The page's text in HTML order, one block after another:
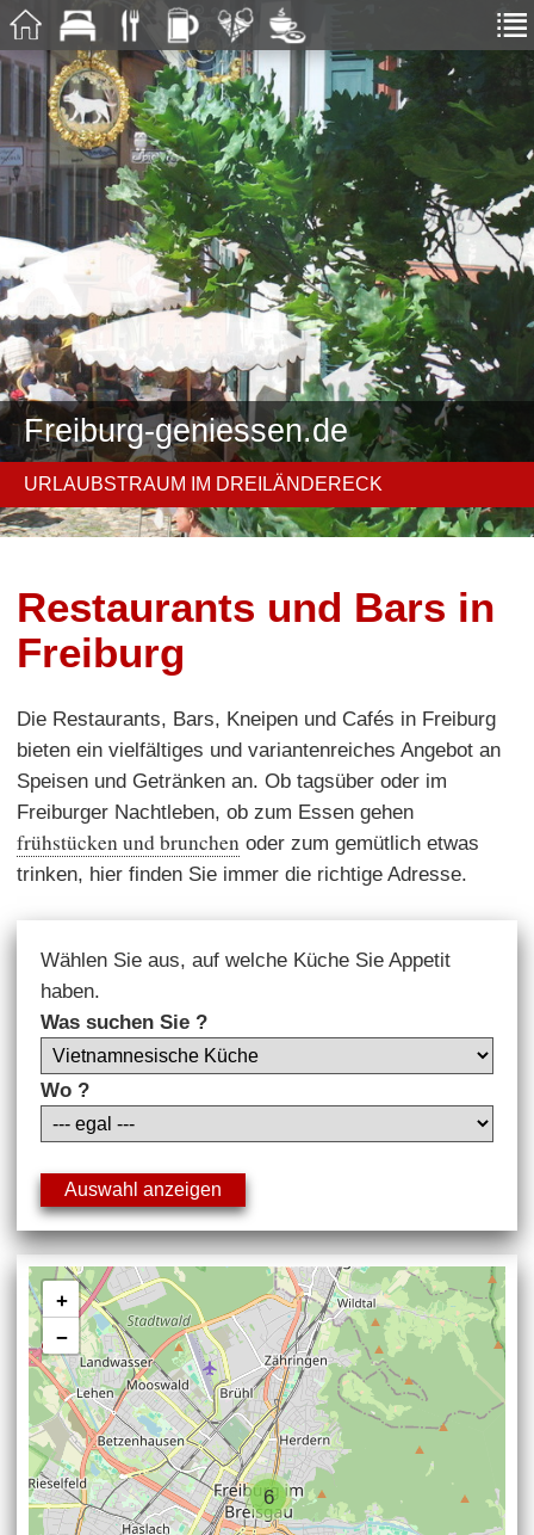
Freiburg-geniessen.de
URLAUBSTRAUM IM DREILÄNDERECK
Restaurants und Bars in
Freiburg
Die Restaurants, Bars, Kneipen und Cafés in Freiburg
bieten ein vielfältiges und variantenreiches Angebot an
Speisen und Getränken an. Ob tagsüber oder im
Freiburger Nachtleben, ob zum Essen gehen
frühstücken und brunchen oder zum gemütlich etwas
trinken, hier finden Sie immer die richtige Adresse.
Wählen Sie aus, auf welche Küche Sie Appetit
haben.
Was suchen Sie ?
Wo ?
6
+
−